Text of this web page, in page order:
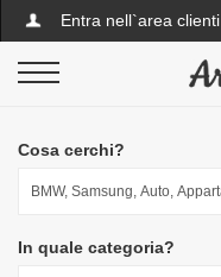
Entra nell`area clienti
Cosa cerchi?
In quale categoria?